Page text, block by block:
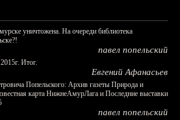
уничтожена. На очереди библиотека
павел попельский
Итог.
Евгений Афанасьев
Попельского: Архив газеты Природа и
карта НижнеАмурЛага и Последние выставки
павел попельский